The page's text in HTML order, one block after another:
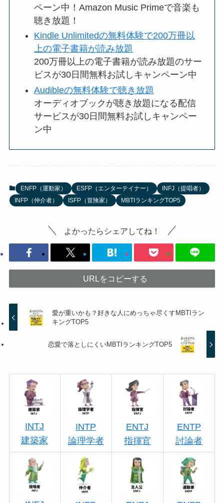
ペーン中！Amazon Music Primeで音楽も
聴き放題！
Kindle Unlimitedの無料体験で200万冊以
上の電子書籍が読み放題
200万冊以上の電子書籍が読み放題のサー
ビスが30日間無料お試しキャンペーン中
Audibleの無料体験で聴き放題
オーディオブックが聴き放題になる配信
サービスが30日間無料お試しキャンペー
ン中
ENFP（運動家） ESFP（エンターテイナー）
INFJ（提唱者）
INFP（仲介者）
ISFP（冒険家） MBTIランキングTOP5
よかったらシェアしてね！
URLをコピーする
愛が重いかも？好きな人にめっちゃ尽くすMBTIラン
キングTOP5
恋愛で落としにくいMBTIランキングTOP5
INTJ
建築家
INTP
論理学者
ENTJ
指揮官
ENTP
討論者